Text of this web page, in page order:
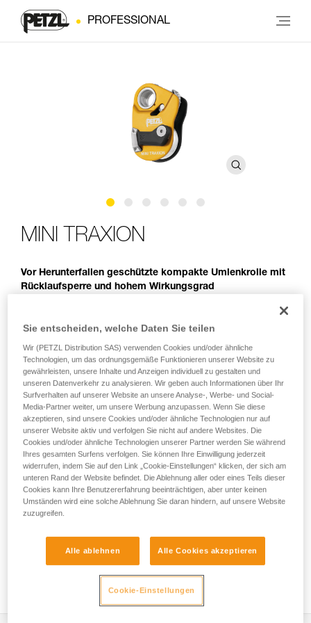
PROFESSIONAL
MINI TRAXION
Vor Herunterfallen geschützte kompakte Umlenkrolle mit
Rücklaufsperre und hohem Wirkungsgrad
Die Umlenkrolle MINI TRAXION lässt sich öffnen, auch wenn
sie am Anschlagpunkt befestigt ist, und ist für das Einrichten
mittelgroßen Laufrolle und ihres sehr hohen Wirkungsgrads
eignet sie sich besonders zum Heben von mittelschweren
Lasten. Sie ist kompakt und ermöglicht, Volumen und
Gewicht zu reduzieren, insbesondere bei technischen
Rettungseinsätzen und seilunterstützten Arbeiten.
Sie entscheiden, welche Daten Sie teilen
Wir (PETZL Distribution SAS) verwenden Cookies und/oder ähnliche
Technologien, um das ordnungsgemäße Funktionieren unserer Website zu
gewährleisten, unsere Inhalte und Anzeigen individuell zu gestalten und
unseren Datenverkehr zu analysieren. Wir geben auch Informationen über Ihr
Surfverhalten auf unserer Website an unsere Analyse-, Werbe- und Social-
Media-Partner weiter, um unsere Werbung anzupassen. Wenn Sie diese
akzeptieren, sind unsere Cookies und/oder ähnliche Technologien nur auf
unserer Website aktiv und verfolgen Sie nicht auf andere Websites. Die
Cookies und/oder ähnliche Technologien unserer Partner werden Sie während
Ihres gesamten Surfens verfolgen. Sie können Ihre Einwilligung jederzeit
widerrufen, indem Sie auf den Link „Cookie-Einstellungen“ klicken, der sich am
unteren Rand der Website befindet. Die Ablehnung aller oder eines Teils dieser
Cookies kann Ihre Benutzererfahrung beeinträchtigen, aber unter keinen
Umständen wird eine solche Ablehnung Sie daran hindern, auf unsere Website
zuzugreifen.
Alle ablehnen Alle Cookies akzeptieren
Cookie-Einstellungen